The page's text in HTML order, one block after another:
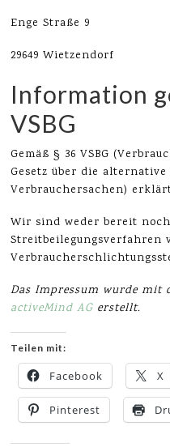
Enge Straße 9
29649 Wietzendorf
Information
VSBG
Gemäß § 36 VSBG
Gesetz über die
Verbrauchersachen)
Wir sind weder bereit
Streitbeilegungsverfahren
Das Impressum wurde mit
activeMind AG erstellt.
Teilen mit:
Facebook X
Pinterest